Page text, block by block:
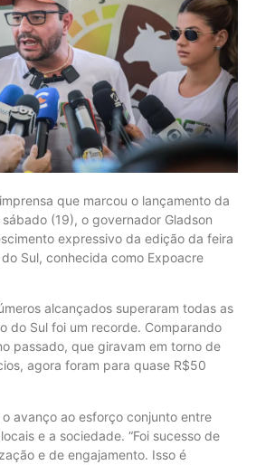
que marcou o lançamento da
(19), o governador Gladson
expressivo da edição da feira
Sul, conhecida como Expoacre
alcançados superaram todas as
do Sul foi um recorde. Comparando
passado, que giravam em torno de
agora foram para quase R$50
avanço ao esforço conjunto entre
e a sociedade. “Foi sucesso de
e de engajamento. Isso é